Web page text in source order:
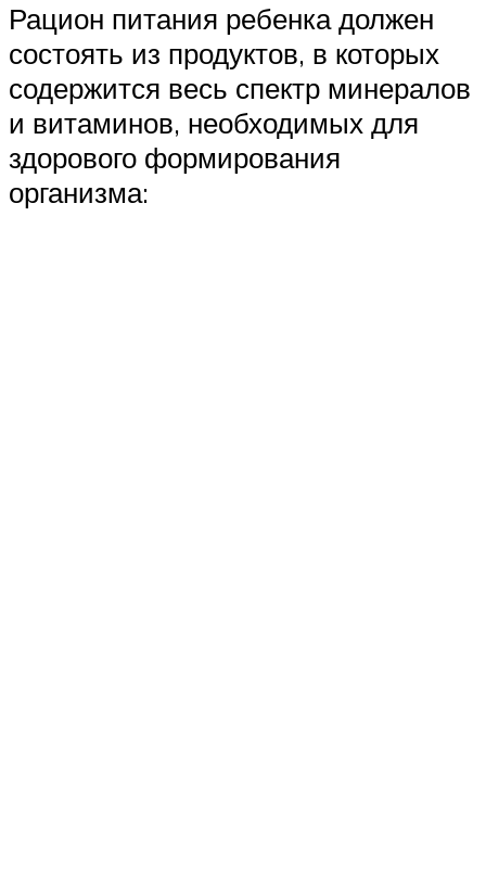
Рацион питания ребенка должен
состоять из продуктов, в которых
содержится весь спектр минералов
и витаминов, необходимых для
здорового формирования
организма: